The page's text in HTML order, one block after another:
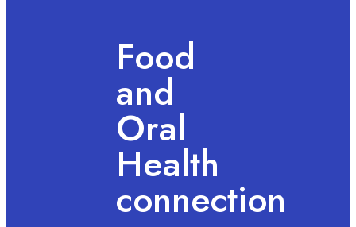
Food
and
Oral
Health
connection